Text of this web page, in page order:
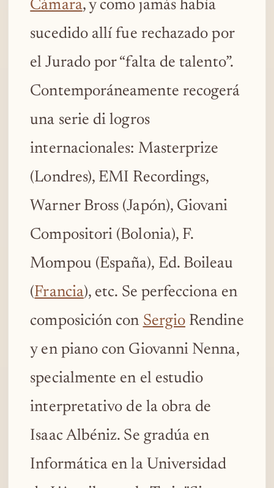
Cámara, y como jamás había
sucedido allí fue rechazado por
el Jurado por “falta de talento”.
Contemporáneamente recogerá
una serie di logros
internacionales: Masterprize
(Londres), EMI Recordings,
Warner Bross (Japón), Giovani
Compositori (Bolonia), F.
Mompou (España), Ed. Boileau
(Francia), etc. Se perfecciona en
composición con Sergio Rendine
y en piano con Giovanni Nenna,
specialmente en el estudio
interpretativo de la obra de
Isaac Albéniz. Se gradúa en
Informática en la Universidad